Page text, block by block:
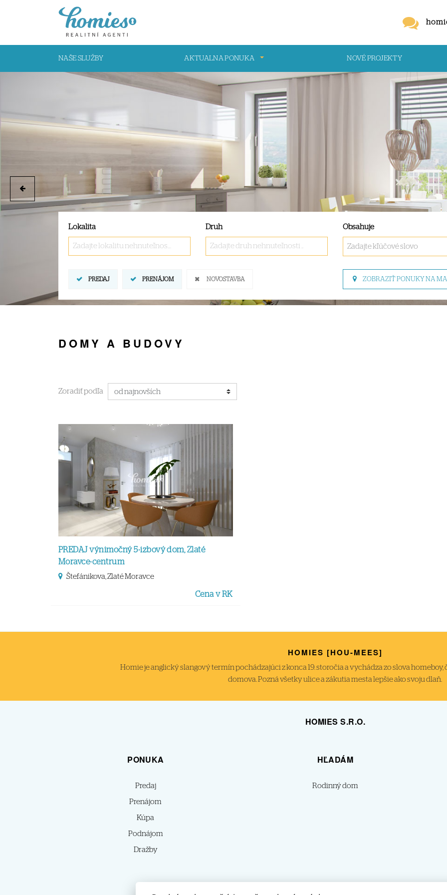
NAŠE SLUŽBY AKTUALNA PONUKA NOVÉ PROJEKTY
Lokalita
Zadajte lokalitu nehnuteľnosti ..
Druh
Zadajte druh nehnuteľnosti ..
Obsahuje
PREDAJ PRENÁJOM NOVOSTAVBA ZOBRAZIŤ PONUKY NA
DOMY A BUDOVY
Zoradiť podľa
PREDAJ výnimočný 5-izbový dom, Zlaté
Moravce-centrum
Štefánikova, Zlaté Moravce
Cena v RK
HOMIES [HOU-MEES]
Homie je anglický slangový termín pochádzajúci z konca 19. storočia a vychádza zo slova homeboy,
domova. Pozná všetky ulice a zákutia mesta lepšie ako svoju dlaň.
HOMIES S.R.O.
PONUKA
Predaj
Prenájom
Kúpa
Podnájom
Dražby
HĽADÁM
Rodinný dom